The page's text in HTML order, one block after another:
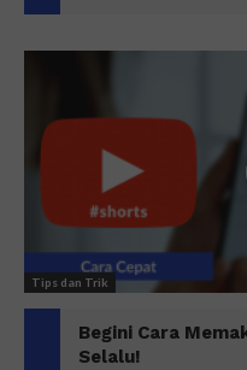
Tips dan Trik
Begini Cara
Selalu!